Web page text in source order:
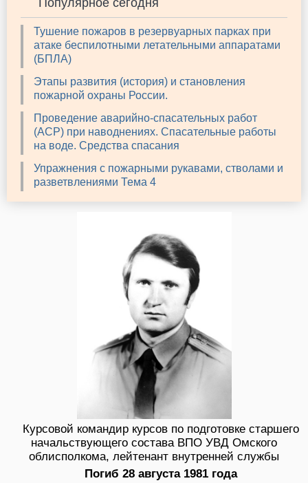
Популярное сегодня
Тушение пожаров в резервуарных парках при
атаке беспилотными летательными аппаратами
(БПЛА)
Этапы развития (история) и становления
пожарной охраны России.
Проведение аварийно-спасательных работ
(АСР) при наводнениях. Спасательные работы
на воде. Средства спасания
Упражнения с пожарными рукавами, стволами и
разветвлениями Тема 4
Курсовой командир курсов по подготовке старшего
начальствующего состава ВПО УВД Омского
облисполкома, лейтенант внутренней службы
Погиб 28 августа 1981 года